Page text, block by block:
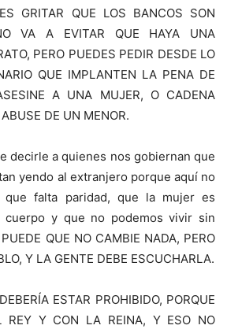
GRITAR QUE LOS BANCOS SON
VA A EVITAR QUE HAYA UNA
PERO PUEDES PEDIR DESDE LO
QUE IMPLANTEN LA PENA DE
A UNA MUJER, O CADENA
DE UN MENOR.
decirle a quienes nos gobiernan que
yendo al extranjero porque aquí no
que falta paridad, que la mujer es
cuerpo y que no podemos vivir sin
QUE NO CAMBIE NADA, PERO
Y LA GENTE DEBE ESCUCHARLA.
ESTAR PROHIBIDO, PORQUE
REY Y CON LA REINA, Y ESO NO